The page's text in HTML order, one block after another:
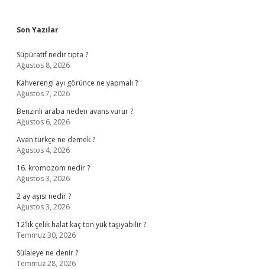
Sidebar
Son Yazılar
Süpüratif nedir tıpta ?
Ağustos 8, 2026
Kahverengi ayı görünce ne yapmalı ?
Ağustos 7, 2026
Benzinli araba neden avans vurur ?
Ağustos 6, 2026
Avan türkçe ne demek ?
Ağustos 4, 2026
16. kromozom nedir ?
Ağustos 3, 2026
2 ay aşısı nedir ?
Ağustos 3, 2026
12’lik çelik halat kaç ton yük taşıyabilir ?
Temmuz 30, 2026
Sülaleye ne denir ?
Temmuz 28, 2026